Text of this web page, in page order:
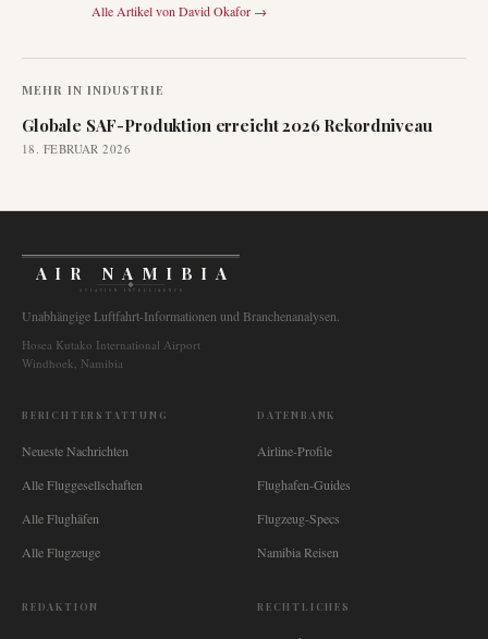
Alle Artikel von David Okafor →
MEHR IN INDUSTRIE
Globale SAF-Produktion erreicht 2026 Rekordniveau
18. FEBRUAR 2026
AIR NAMIBIA
AVIATION INTELLIGENCE
Unabhängige Luftfahrt-Informationen und Branchenanalysen.
Hosea Kutako International Airport
Windhoek, Namibia
BERICHTERSTATTUNG
Neueste Nachrichten
Alle Fluggesellschaften
Alle Flughäfen
Alle Flugzeuge
DATENBANK
Airline-Profile
Flughafen-Guides
Flugzeug-Specs
Namibia Reisen
REDAKTION RECHTLICHES